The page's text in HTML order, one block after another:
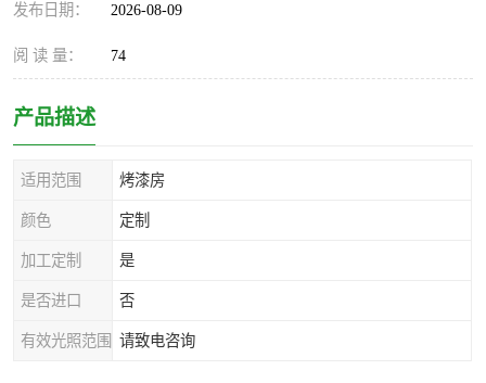
发布日期： 2026-08-09
阅 读 量： 74
产品描述
适用范围 烤漆房
颜色 定制
加工定制 是
是否进口 否
有效光照范围 请致电咨询